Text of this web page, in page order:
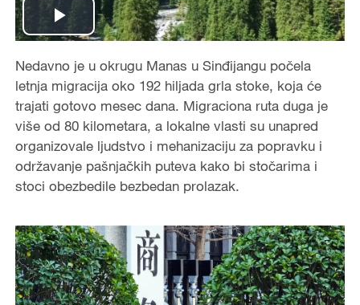
Play
Video
Nedavno je u okrugu Manas u Sinđijangu počela
letnja migracija oko 192 hiljada grla stoke, koja će
trajati gotovo mesec dana. Migraciona ruta duga je
više od 80 kilometara, a lokalne vlasti su unapred
organizovale ljudstvo i mehanizaciju za popravku i
održavanje pašnjačkih puteva kako bi stočarima i
stoci obezbedile bezbedan prolazak.